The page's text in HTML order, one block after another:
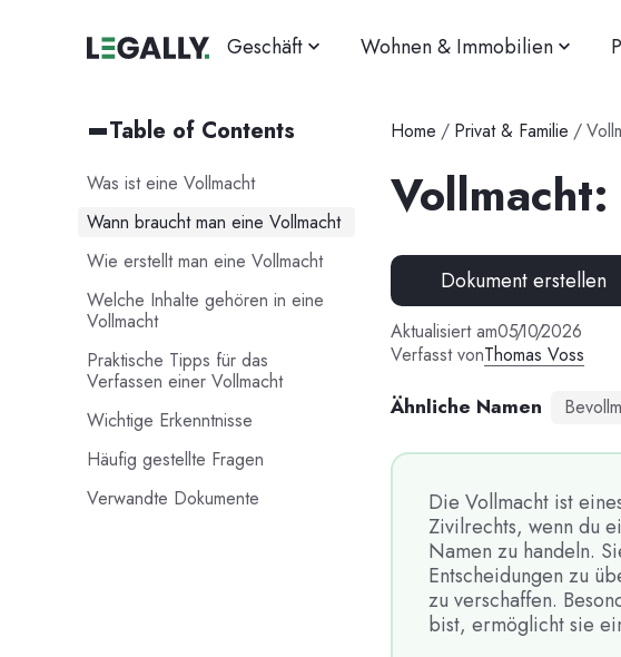
Geschäft Wohnen & Immobilien
Home / Privat & Familie /
Dokument erstellen
Aktualisiert am05/10/2026
Verfasst vonThomas Voss
Ähnliche Namen
Die Vollmacht ist
Zivilrechts, wenn du
Namen zu handeln.
Entscheidungen zu
zu verschaffen.
bist, ermöglicht sie
Table of Contents
Was ist eine Vollmacht
Wann braucht man eine Vollmacht
Wie erstellt man eine Vollmacht
Welche Inhalte gehören in eine
Vollmacht
Praktische Tipps für das
Verfassen einer Vollmacht
Wichtige Erkenntnisse
Häufig gestellte Fragen
Verwandte Dokumente